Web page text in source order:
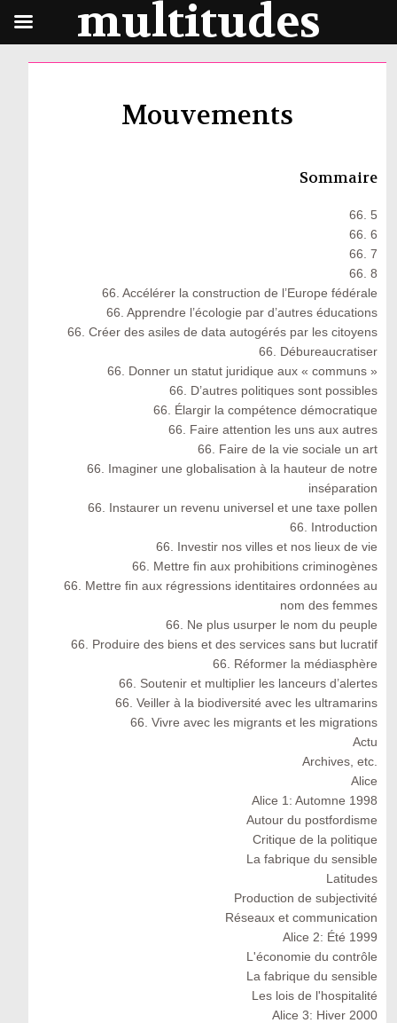
Mouvements
Sommaire
66. 5
66. 6
66. 7
66. 8
66. Accélérer la construction de l’Europe fédérale
66. Apprendre l’écologie par d’autres éducations
66. Créer des asiles de data autogérés par les citoyens
66. Débureaucratiser
66. Donner un statut juridique aux « communs »
66. D’autres politiques sont possibles
66. Élargir la compétence démocratique
66. Faire attention les uns aux autres
66. Faire de la vie sociale un art
66. Imaginer une globalisation à la hauteur de notre
inséparation
66. Instaurer un revenu universel et une taxe pollen
66. Introduction
66. Investir nos villes et nos lieux de vie
66. Mettre fin aux prohibitions criminogènes
66. Mettre fin aux régressions identitaires ordonnées au
nom des femmes
66. Ne plus usurper le nom du peuple
66. Produire des biens et des services sans but lucratif
66. Réformer la médiasphère
66. Soutenir et multiplier les lanceurs d’alertes
66. Veiller à la biodiversité avec les ultramarins
66. Vivre avec les migrants et les migrations
Actu
Archives, etc.
Alice
Alice 1: Automne 1998
Autour du postfordisme
Critique de la politique
La fabrique du sensible
Latitudes
Production de subjectivité
Réseaux et communication
Alice 2: Été 1999
L'économie du contrôle
La fabrique du sensible
Les lois de l'hospitalité
Alice 3: Hiver 2000
multitudes